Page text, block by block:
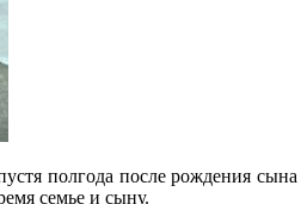
полгода после рождения сына
семье и сыну.